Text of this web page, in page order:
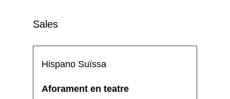
Sales
Hispano Suïssa